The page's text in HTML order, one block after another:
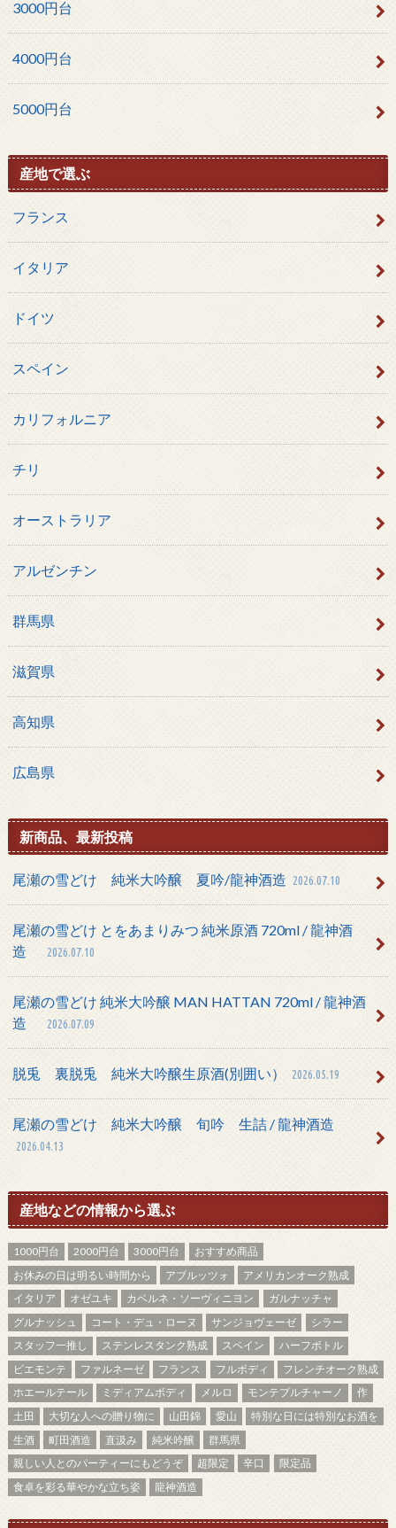
3000円台
4000円台
5000円台
産地で選ぶ
フランス
イタリア
ドイツ
スペイン
カリフォルニア
チリ
オーストラリア
アルゼンチン
群馬県
滋賀県
高知県
広島県
新商品、最新投稿
尾瀬の雪どけ 純米大吟醸 夏吟/龍神酒造 2026.07.10
尾瀬の雪どけ とをあまりみつ 純米原酒 720ml / 龍神酒
造
2026.07.10
尾瀬の雪どけ 純米大吟醸 MAN HATTAN 720ml / 龍神酒
造
2026.07.09
脱兎 裏脱兎 純米大吟醸生原酒(別囲い） 2026.05.19
尾瀬の雪どけ 純米大吟醸 旬吟 生詰 / 龍神酒造
2026.04.13
産地などの情報から選ぶ
1000円台 2000円台 3000円台
おすすめ商品
お休みの日は明るい時間から
アブルッツォ
アメリカンオーク熟成
イタリア
オゼユキ カベルネ・ソーヴィニヨン
ガルナッチャ
グルナッシュ
コート・デュ・ローヌ サンジョヴェーゼ
シラー
スタッフ一推し
ステンレスタンク熟成 スペイン
ハーフボトル
ピエモンテ
ファルネーゼ フランス フルボディ
フレンチオーク熟成
ホエールテール
ミディアムボディ メルロ モンテプルチャーノ
作
土田
大切な人への贈り物に 山田錦 愛山
特別な日には特別なお酒を
生酒
町田酒造 直汲み 純米吟醸
群馬県
親しい人とのパーティーにもどうぞ
超限定 辛口
限定品
食卓を彩る華やかな立ち姿
龍神酒造